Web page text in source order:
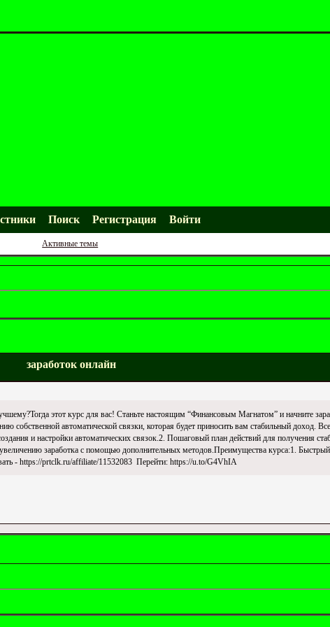
Поиск Регистрация Войти
Активные темы
заработок онлайн
этот курс для вас! Станьте настоящим “Финансовым Магнатом” и начните
собственной автоматической связки, которая будет приносить вам стабильный доход.
и настройки автоматических связок.2. Пошаговый план действий для получения
заработка с помощью дополнительных методов.Преимущества курса:1. Быстрый
- https://prtclk.ru/affiliate/11532083 Перейти: https://u.to/G4VhIA